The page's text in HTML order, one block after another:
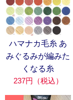
ハマナカ毛糸 あ
みぐるみが編みた
くなる糸
237円（税込）